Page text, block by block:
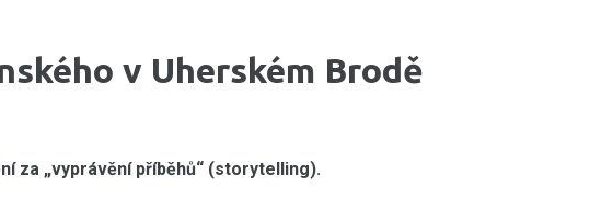
v Uherském Brodě
za „vyprávění příběhů“ (storytelling).